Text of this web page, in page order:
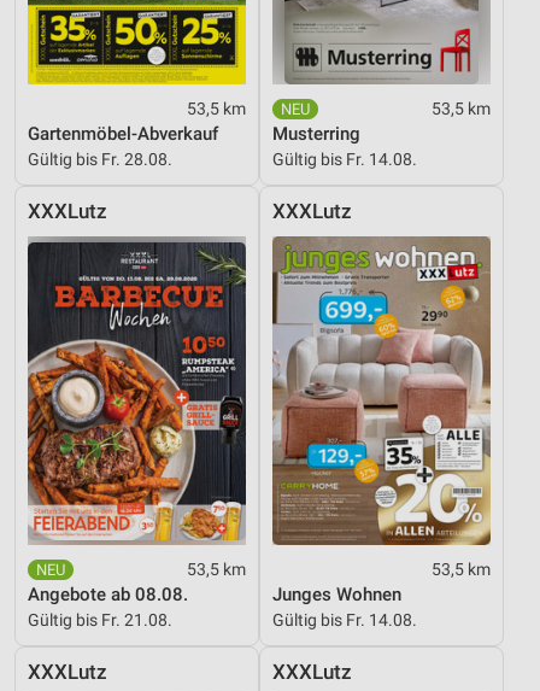
53,5 km
Gartenmöbel-Abverkauf
Gültig bis Fr. 28.08.
53,5 km
Musterring
Gültig bis Fr. 14.08.
XXXLutz
53,5 km
Angebote ab 08.08.
Gültig bis Fr. 21.08.
XXXLutz
53,5 km
Junges Wohnen
Gültig bis Fr. 14.08.
XXXLutz XXXLutz